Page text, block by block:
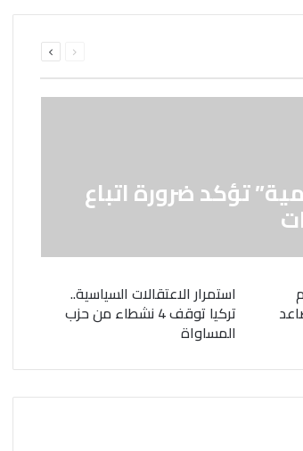
الصفحةالصفحة
تؤكد ضرورة اتباع
استمرار الاعتقالات السياسية..
تركيا توقف 4 نشطاء من حزب
المساواة